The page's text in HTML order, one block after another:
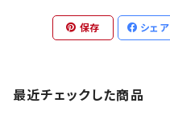
保存 シェア
最近チェックした商品